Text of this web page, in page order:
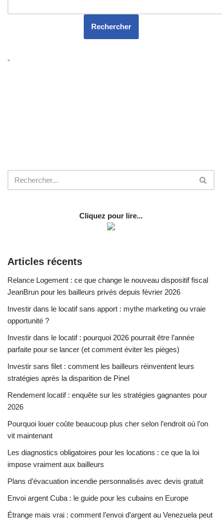
-
Cliquez pour lire...
Articles récents
Relance Logement : ce que change le nouveau dispositif fiscal
JeanBrun pour les bailleurs privés depuis février 2026
Investir dans le locatif sans apport : mythe marketing ou vraie
opportunité ?
Investir dans le locatif : pourquoi 2026 pourrait être l’année
parfaite pour se lancer (et comment éviter les pièges)
Investir sans filet : comment les bailleurs réinventent leurs
stratégies après la disparition de Pinel
Rendement locatif : enquête sur les stratégies gagnantes pour
2026
Pourquoi louer coûte beaucoup plus cher selon l’endroit où l’on
vit maintenant
Les diagnostics obligatoires pour les locations : ce que la loi
impose vraiment aux bailleurs
Plans d’évacuation incendie personnalisés avec devis gratuit
Envoi argent Cuba : le guide pour les cubains en Europe
Étrange mais vrai : comment l’envoi d’argent au Venezuela peut